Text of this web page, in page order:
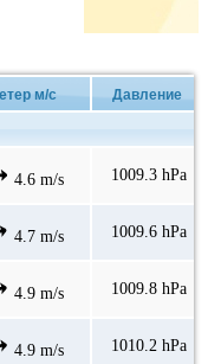
м/с Давление
4.6 m/s 1009.3 hPa
4.7 m/s 1009.6 hPa
4.9 m/s 1009.8 hPa
4.9 m/s 1010.2 hPa